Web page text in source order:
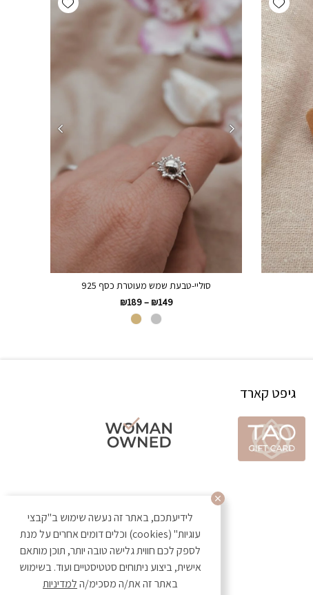
סוליי-טבעת שמש מעוטרת כסף 925
₪149
–
₪189
גיפט קארד
לידיעתכם, באתר זה נעשה שימוש ב"קבצי
עוגיות" (cookies) וכלים דומים אחרים על מנת
לספק לכם חווית גלישה טובה יותר, תוכן מותאם
אישית, ביצוע ניתוחים סטטיסטיים ועוד. בשימוש
באתר זה את/ה מסכימ/הלמדיניות